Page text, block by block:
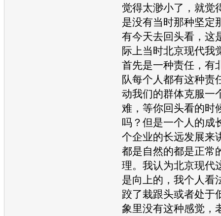
觉得太渺小了，就觉
是没有当时那种坚定
有今天去回头看，这
际上当时北京现代我
首先是一种责任，有
队每个人都有这种责
动我们的群体克服一
难，等你回头看的时
吗？但是一个人的成
个企业的长远发展来
都是自然的都是正常
理。我认为北京现代
是向上的，我个人看
跤了栽跟头或者处于
象里没有这种感觉，